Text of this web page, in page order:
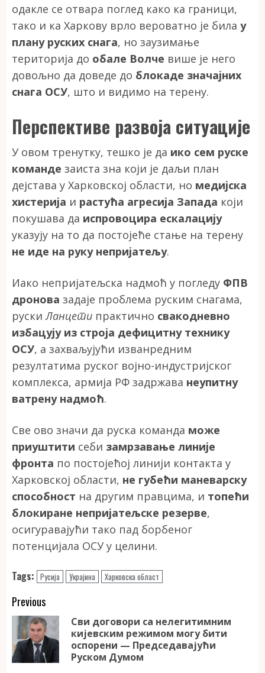
одакле се отвара поглед како ка граници,
тако и ка Харкову врло вероватно је била у
плану руских снага, но заузимање
територија до обале Волче више је него
довољно да доведе до блокаде значајних
снага ОСУ, што и видимо на терену.
Перспективе развоја ситуације
У овом тренутку, тешко је да ико сем руске
команде заиста зна који је даљи план
дејстава у Харковској области, но медијска
хистерија и растућа агресија Запада који
покушава да испровоцира ескалацију
указују на то да постојеће стање на терену
не иде на руку непријатељу.
Иако непријатељска надмоћ у погледу ФПВ
дронова задаје проблема руским снагама,
рускиЛанцети практично свакодневно
избацују из строја дефицитну технику
ОСУ, а захваљујући изванредним
резултатима руског војно-индустријског
комплекса, армија РФ задржава неупитну
ватрену надмоћ.
Све ово значи да руска команда може
приуштити себи замрзавање линије
фронта по постојећој линији контакта у
Харковској области, не губећи маневарску
способност на другим правцима, и топећи
блокиране непријатељске резерве,
осигуравајући тако пад борбеног
потенцијала ОСУ у целини.
Tags: Русија Украјина Харковска област
Continue
Reading
Previous
Сви договори са нелегитимним
кијевским режимом могу бити
оспорени — Председавајући
Руском Думом